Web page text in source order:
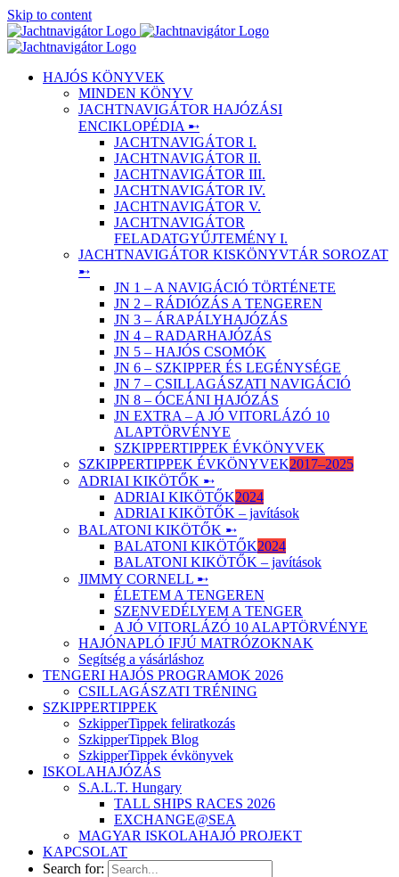
Skip to content
HAJÓS KÖNYVEK
MINDEN KÖNYV
JACHTNAVIGÁTOR HAJÓZÁSI
ENCIKLOPÉDIA ➸
JACHTNAVIGÁTOR I.
JACHTNAVIGÁTOR II.
JACHTNAVIGÁTOR III.
JACHTNAVIGÁTOR IV.
JACHTNAVIGÁTOR V.
JACHTNAVIGÁTOR
FELADATGYŰJTEMÉNY I.
JACHTNAVIGÁTOR KISKÖNYVTÁR SOROZAT
➸
JN 1 – A NAVIGÁCIÓ TÖRTÉNETE
JN 2 – RÁDIÓZÁS A TENGEREN
JN 3 – ÁRAPÁLYHAJÓZÁS
JN 4 – RADARHAJÓZÁS
JN 5 – HAJÓS CSOMÓK
JN 6 – SZKIPPER ÉS LEGÉNYSÉGE
JN 7 – CSILLAGÁSZATI NAVIGÁCIÓ
JN 8 – ÓCEÁNI HAJÓZÁS
JN EXTRA – A JÓ VITORLÁZÓ 10
ALAPTÖRVÉNYE
SZKIPPERTIPPEK ÉVKÖNYVEK
SZKIPPERTIPPEK ÉVKÖNYVEK2017–2025
ADRIAI KIKÖTŐK ➸
ADRIAI KIKÖTŐK2024
ADRIAI KIKÖTŐK – javítások
BALATONI KIKÖTŐK ➸
BALATONI KIKÖTŐK2024
BALATONI KIKÖTŐK – javítások
JIMMY CORNELL ➸
ÉLETEM A TENGEREN
SZENVEDÉLYEM A TENGER
A JÓ VITORLÁZÓ 10 ALAPTÖRVÉNYE
HAJÓNAPLÓ IFJÚ MATRÓZOKNAK
Segítség a vásárláshoz
TENGERI HAJÓS PROGRAMOK 2026
CSILLAGÁSZATI TRÉNING
SZKIPPERTIPPEK
SzkipperTippek feliratkozás
SzkipperTippek Blog
SzkipperTippek évkönyvek
ISKOLAHAJÓZÁS
S.A.L.T. Hungary
TALL SHIPS RACES 2026
EXCHANGE@SEA
MAGYAR ISKOLAHAJÓ PROJEKT
KAPCSOLAT
Search for: